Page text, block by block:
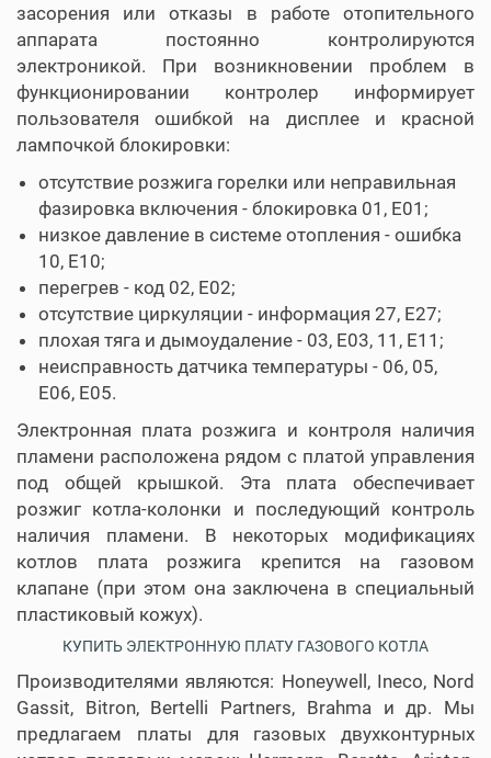
засорения или отказы в работе отопительного
аппарата постоянно контролируются
электроникой. При возникновении проблем в
функционировании контролер информирует
пользователя ошибкой на дисплее и красной
лампочкой блокировки:
отсутствие розжига горелки или неправильная
фазировка включения - блокировка 01, E01;
низкое давление в системе отопления - ошибка
10, E10;
перегрев - код 02, E02;
отсутствие циркуляции - информация 27, E27;
плохая тяга и дымоудаление - 03, E03, 11, E11;
неисправность датчика температуры - 06, 05,
E06, E05.
Электронная плата розжига и контроля наличия
пламени расположена рядом с платой управления
под общей крышкой. Эта плата обеспечивает
розжиг котла-колонки и последующий контроль
наличия пламени. В некоторых модификациях
котлов плата розжига крепится на газовом
клапане (при этом она заключена в специальный
пластиковый кожух).
КУПИТЬ ЭЛЕКТРОННУЮ ПЛАТУ ГАЗОВОГО КОТЛА
Производителями являются: Honeywell, Ineco, Nord
Gassit, Bitron, Bertelli Partners, Brahma и др. Мы
предлагаем платы для газовых двухконтурных